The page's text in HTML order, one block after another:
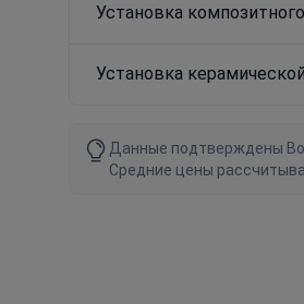
Установка
Установка
Данные подтверждены
Средние цены